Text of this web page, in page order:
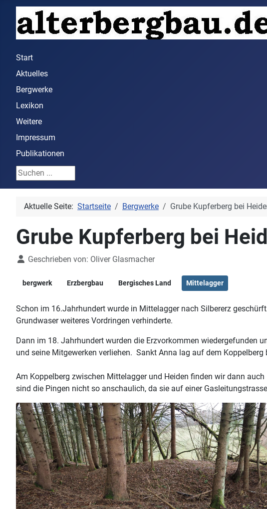
Start
Aktuelles
Bergwerke
Lexikon
Weitere
Impressum
Publikationen
Suchen ...
Aktuelle Seite: Startseite Bergwerke Grube Kupferberg bei
Grube Kupferberg bei
DetailsGeschrieben von: Oliver Glasmacher
bergwerk Erzbergbau Bergisches Land Mittelagger
Schon im 16.Jahrhundert wurde in Mittelagger nach Silbererz
Grundwaser weiteres Vordringen verhinderte.
Dann im 18. Jahrhundert wurden die Erzvorkommen wiedergefunden
und seine Mitgewerken verliehen. Sankt Anna lag auf dem
Am Koppelberg zwischen Mittelagger und Heiden finden wir dann
sind die Pingen nicht so anschaulich, da sie auf einer